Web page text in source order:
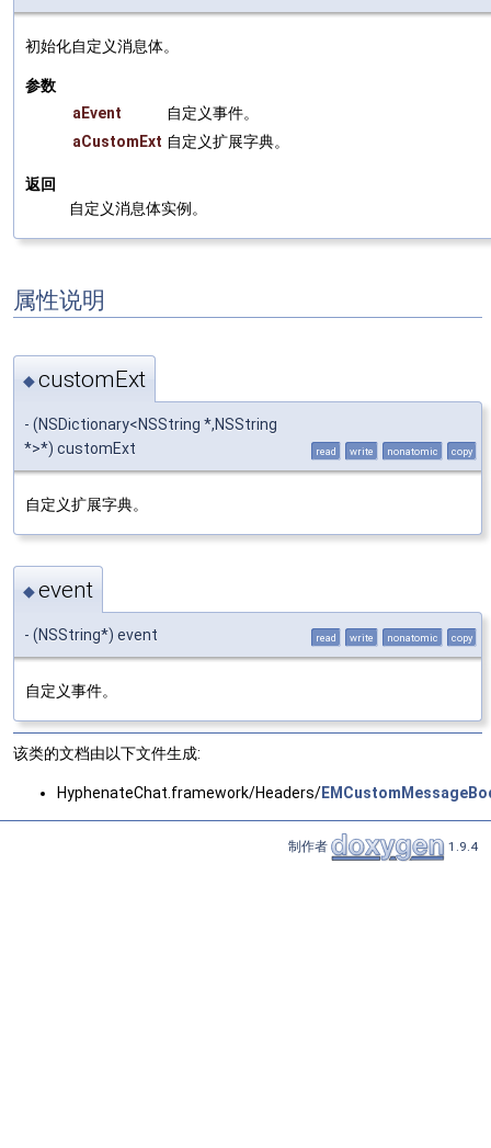
初始化自定义消息体。
参数
aEvent
自定义事件。
aCustomExt 自定义扩展字典。
返回
自定义消息体实例。
属性说明
◆customExt
- (NSDictionary<NSString *,NSString
*>*) customExt
read write nonatomic copy
自定义扩展字典。
◆event
- (NSString*) event read write nonatomic copy
自定义事件。
该类的文档由以下文件生成:
HyphenateChat.framework/Headers/
制作者 1.9.4